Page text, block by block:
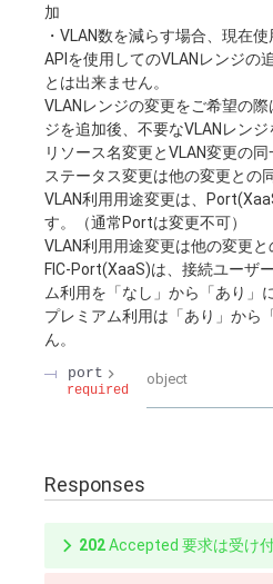
加
・VLAN数を減らす場合、現在
APIを使用してのVLANレンジの
とは出来ません。
VLANレンジの変更をご希望の
ジを追加後、不要なVLANレンジ
リソース名変更とVLAN変更の同
ステータス変更は他の変更との
VLAN利用用途変更は、
す。（通常Portは変更不可）
VLAN利用用途変更は他の変更と
FIC-Port(XaaS)は、接続ユーザ
ム利用を「なし」から「あり」
プレミアム利用は「あり」から
ん。
port
required
object
Responses
202Accepted 要求は受け